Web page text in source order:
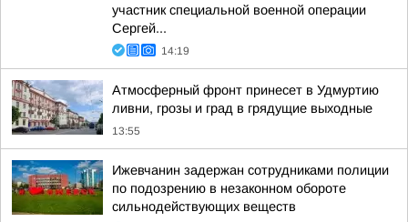
участник специальной военной операции
Сергей...
14:19
Атмосферный фронт принесет в Удмуртию
ливни, грозы и град в грядущие выходные
13:55
Ижевчанин задержан сотрудниками полиции
по подозрению в незаконном обороте
сильнодействующих веществ